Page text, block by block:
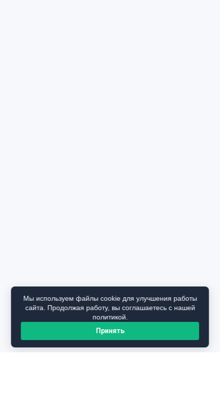
Мы используем файлы cookie для улучшения работы
сайта. Продолжая работу, вы соглашаетесь с нашей
политикой.
Принять